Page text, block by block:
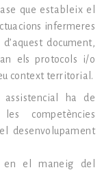
que estableix el
infermeres
document,
els protocols i/o
context territorial.
assistencial ha de
competències
desenvolupament
en el maneig del